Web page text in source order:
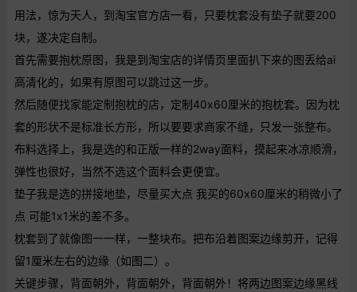
用法，惊为天人，到淘宝官方店一看，只要枕套没有垫子就要200
块，遂决定自制。
首先需要抱枕原图，我是到淘宝店的详情页里面扒下来的图丢给ai
高清化的，如果有原图可以跳过这一步。
然后随便找家能定制抱枕的店，定制40x60厘米的抱枕套。因为枕
套的形状不是标准长方形，所以要要求商家不缝，只发一张整布。
布料选择上，我是选的和正版一样的2way面料，摸起来冰凉顺滑，
弹性也很好，当然不选这个面料会更便宜。
垫子我是选的拼接地垫，尽量买大点 我买的60x60厘米的稍微小了
点 可能1x1米的差不多。
枕套到了就像图一一样，一整块布。把布沿着图案边缘剪开，记得
留1厘米左右的边缘（如图二）。
关键步骤，背面朝外，背面朝外，背面朝外！将两边图案边缘黑线